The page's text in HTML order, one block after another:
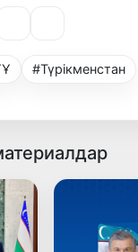
#Түрікменстан